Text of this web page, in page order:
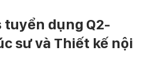
tuyển dụng Q2-
sư và Thiết kế nội